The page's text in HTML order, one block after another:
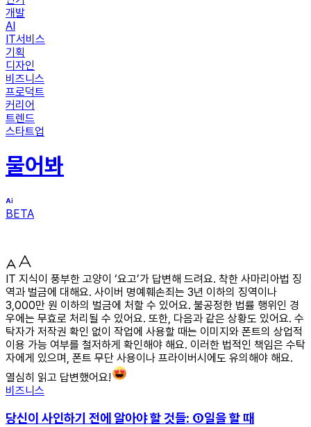
개발
AI
IT서비스
기획
디자인
비즈니스
프로덕트
커리어
트렌드
스타트업
물어봐
BETA
IT 지식이 풍부한 고양이 ‘요고’가 답변해 드려요. 착한 사마리아법 징
역과 벌금에 대해요. 사이버 명예훼손죄는 3년 이하의 징역이나
3,000만 원 이하의 벌금에 처할 수 있어요. 불공정한 법률 행위인 경
우에는 무효로 처리될 수 있어요. 또한, 다음과 같은 상황도 있어요. 수
탁자가 저작권 확인 없이 작업에 사용할 때는 이미지와 폰트의 상업적
이용 가능 여부를 철저하게 확인해야 해요. 이러한 법적인 책임은 수탁
자에게 있으며, 폰트 무단 사용이나 프라이버시에도 유의해야 해요.
열심히 읽고 답변했어요!
비즈니스
당신이 사인하기 전에 알아야 할 것들: ①일을 할 때